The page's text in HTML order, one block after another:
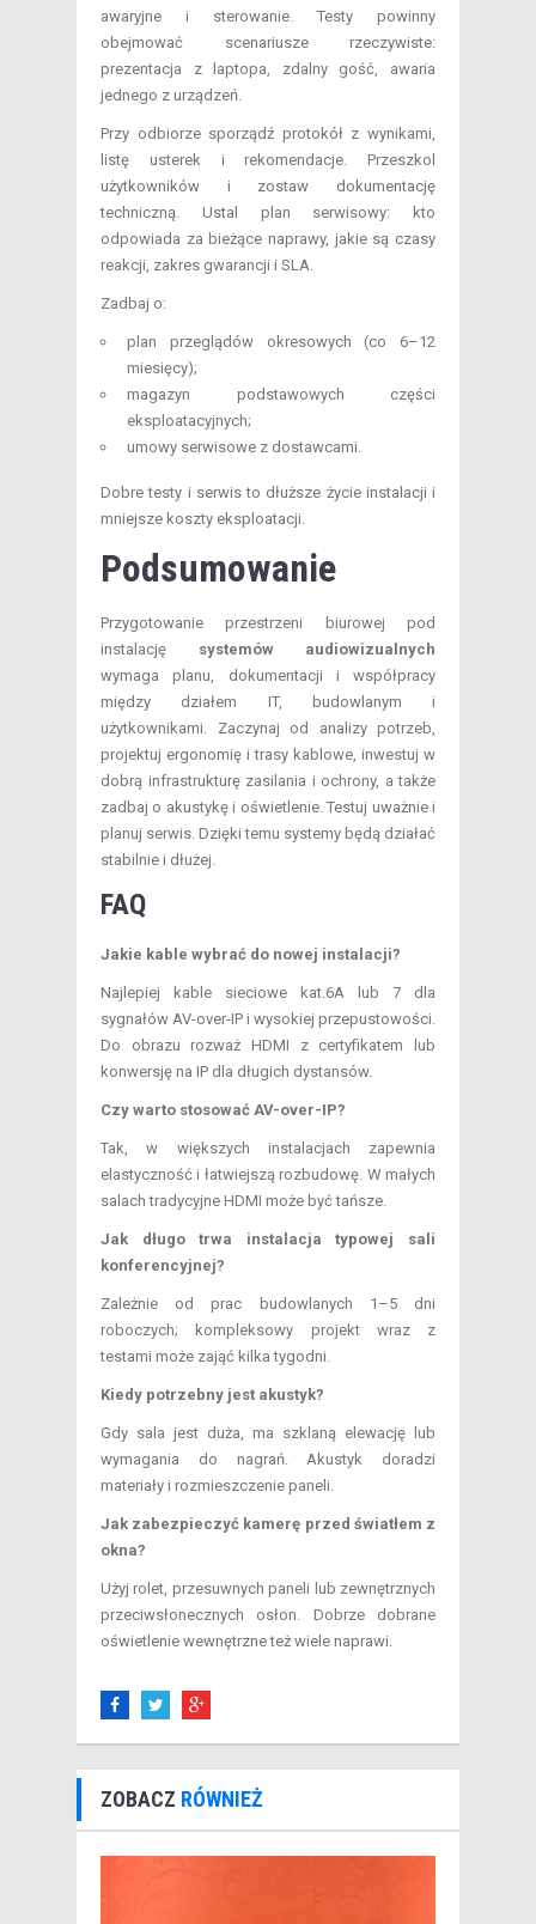
awaryjne i sterowanie. Testy powinny
obejmować scenariusze rzeczywiste:
prezentacja z laptopa, zdalny gość, awaria
jednego z urządzeń.
Przy odbiorze sporządź protokół z wynikami,
listę usterek i rekomendacje. Przeszkol
użytkowników i zostaw dokumentację
techniczną. Ustal plan serwisowy: kto
odpowiada za bieżące naprawy, jakie są czasy
reakcji, zakres gwarancji i SLA.
Zadbaj o:
plan przeglądów okresowych (co 6–12
miesięcy);
magazyn podstawowych części
eksploatacyjnych;
umowy serwisowe z dostawcami.
Dobre testy i serwis to dłuższe życie instalacji i
mniejsze koszty eksploatacji.
Podsumowanie
Przygotowanie przestrzeni biurowej pod
instalację systemów audiowizualnych
wymaga planu, dokumentacji i współpracy
między działem IT, budowlanym i
użytkownikami. Zaczynaj od analizy potrzeb,
projektuj ergonomię i trasy kablowe, inwestuj w
dobrą infrastrukturę zasilania i ochrony, a także
zadbaj o akustykę i oświetlenie. Testuj uważnie i
planuj serwis. Dzięki temu systemy będą działać
stabilnie i dłużej.
FAQ
Jakie kable wybrać do nowej instalacji?
Najlepiej kable sieciowe kat.6A lub 7 dla
sygnałów AV-over-IP i wysokiej przepustowości.
Do obrazu rozważ HDMI z certyfikatem lub
konwersję na IP dla długich dystansów.
Czy warto stosować AV-over-IP?
Tak, w większych instalacjach zapewnia
elastyczność i łatwiejszą rozbudowę. W małych
salach tradycyjne HDMI może być tańsze.
Jak długo trwa instalacja typowej sali
konferencyjnej?
Zależnie od prac budowlanych 1–5 dni
roboczych; kompleksowy projekt wraz z
testami może zająć kilka tygodni.
Kiedy potrzebny jest akustyk?
Gdy sala jest duża, ma szklaną elewację lub
wymagania do nagrań. Akustyk doradzi
materiały i rozmieszczenie paneli.
Jak zabezpieczyć kamerę przed światłem z
okna?
Użyj rolet, przesuwnych paneli lub zewnętrznych
przeciwsłonecznych osłon. Dobrze dobrane
oświetlenie wewnętrzne też wiele naprawi.
ZOBACZ RÓWNIEŻ